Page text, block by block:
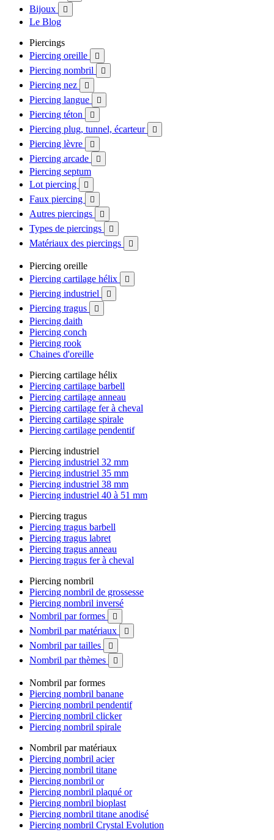
Bijoux 
Le Blog
Piercings
Piercing oreille

Piercing nombril 
Piercing nez 
Piercing langue 
Piercing téton 
Piercing plug, tunnel, écarteur 
Piercing lèvre 
Piercing arcade 
Piercing septum
Lot piercing

Faux piercing 
Autres piercings 
Types de piercings 
Matériaux des piercings 
Piercing oreille
Piercing cartilage hélix

Piercing industriel 
Piercing tragus 
Piercing daith
Piercing conch
Piercing rook
Chaines d'oreille
Piercing cartilage hélix
Piercing cartilage barbell
Piercing cartilage anneau
Piercing cartilage fer à cheval
Piercing cartilage spirale
Piercing cartilage pendentif
Piercing industriel
Piercing industriel 32 mm
Piercing industriel 35 mm
Piercing industriel 38 mm
Piercing industriel 40 à 51 mm
Piercing tragus
Piercing tragus barbell
Piercing tragus labret
Piercing tragus anneau
Piercing tragus fer à cheval
Piercing nombril
Piercing nombril de grossesse
Piercing nombril inversé
Nombril par formes

Nombril par matériaux 
Nombril par tailles 
Nombril par thèmes 
Nombril par formes
Piercing nombril banane
Piercing nombril pendentif
Piercing nombril clicker
Piercing nombril spirale
Nombril par matériaux
Piercing nombril acier
Piercing nombril titane
Piercing nombril or
Piercing nombril plaqué or
Piercing nombril bioplast
Piercing nombril titane anodisé
Piercing nombril Crystal Evolution